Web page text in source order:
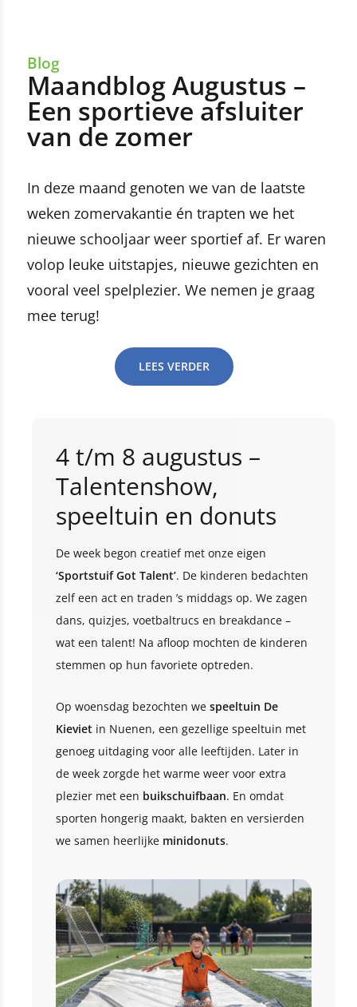
Blog
Maandblog Augustus –
Een sportieve afsluiter
van de zomer
In deze maand genoten we van de laatste
weken zomervakantie én trapten we het
nieuwe schooljaar weer sportief af. Er waren
volop leuke uitstapjes, nieuwe gezichten en
vooral veel spelplezier. We nemen je graag
mee terug!
LEES VERDER
4 t/m 8 augustus –
Talentenshow,
speeltuin en donuts
De week begon creatief met onze eigen
‘Sportstuif Got Talent’. De kinderen bedachten
zelf een act en traden ’s middags op. We zagen
dans, quizjes, voetbaltrucs en breakdance –
wat een talent! Na afloop mochten de kinderen
stemmen op hun favoriete optreden.
Op woensdag bezochten we speeltuin De
Kieviet in Nuenen, een gezellige speeltuin met
genoeg uitdaging voor alle leeftijden. Later in
de week zorgde het warme weer voor extra
plezier met een buikschuifbaan. En omdat
sporten hongerig maakt, bakten en versierden
we samen heerlijke minidonuts.